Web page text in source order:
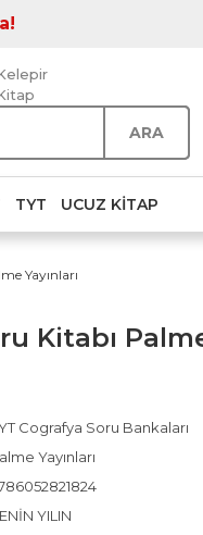
ARA
TYT UCUZ KITAP
Yayınları
Kitabı
Cografya Soru Bankaları
Yayınları
YILIN